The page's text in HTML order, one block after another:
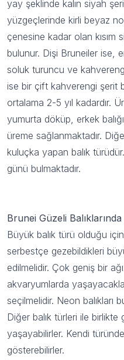
yay şeklinde kalın siyah
yüzgeçlerinde kirli beyaz
çenesine kadar olan kısım
bulunur. Dişi Bruneiler ise,
soluk turuncu ve
ise bir çift kahverengi şerit
ortalama 2-5 yıl kadardır.
yumurta döküp, erkek
üreme sağlanmaktadır.
kuluçka yapan balık
günü bulmaktadır.
Brunei Güzeli
Büyük balık türü olduğu
serbestçe gezebildikleri
edilmelidir. Çok geniş bir
akvaryumlarda
seçilmelidir. Neon balıkları
Diğer balık türleri ile
yaşayabilirler. Kendi
gösterebilirler.